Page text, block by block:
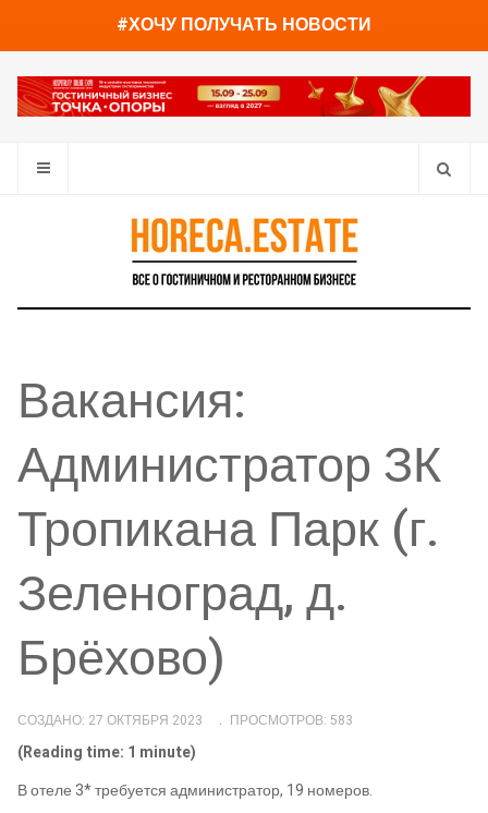
#ХОЧУ ПОЛУЧАТЬ НОВОСТИ
Вакансия:
Администратор ЗК
Тропикана Парк (г.
Зеленоград, д.
Брёхово)
СОЗДАНО: 27 ОКТЯБРЯ 2023 ПРОСМОТРОВ: 583
(Reading time: 1 minute)
В отеле 3* требуется администратор, 19 номеров.